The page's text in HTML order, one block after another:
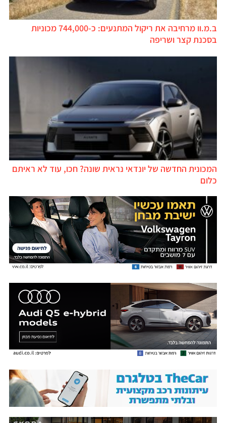
ב.מ.וו מרחיבה את ריקול המתנעים: כ-744,000 מכוניות
בסכנת קצר ושריפה
המכונית החדשה של יונדאי נראית שונה? חכו, עוד לא ראיתם
כלום